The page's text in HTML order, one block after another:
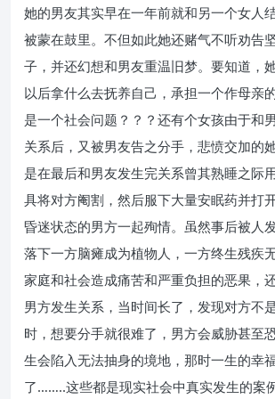
她的男友其实早在一年前就和另一个女人
被蒙在鼓里。不但如此她还赌气不听劝告
子，并还幻想和男友重温旧梦。要知道，
以后拿什么去抚养自己，承担一个作母亲
是一个社会问题？？？还有个女孩由于和
关系后，又被男友告之分手，悲愤交加的
是在最后和男友发生完关系曾其熟睡之际
具将对方阉割，然后服下大量安眠药并打
昏迷状态的男方一起殉情。虽然事后被人
落下一方脑瘫成为植物人，一方终生残疾
家庭和社会造成痛苦和严重负担的恶果，
男方发生关系，当时间长了，发现对方不
时，想要分手就很难了，男方会威胁甚至
生会陷入无法抽身的境地，那时一生的幸
了……..这些都是现实社会中真实发生的案